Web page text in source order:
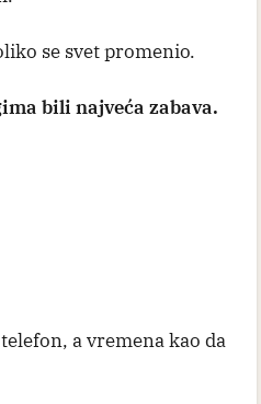
se svet promenio.
bili najveća zabava.
a vremena kao da